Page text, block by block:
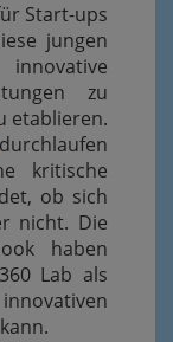
Start-ups
jungen
zu
etablieren.
durchlaufen
kritische
ob sich
nicht. Die
haben
Lab als